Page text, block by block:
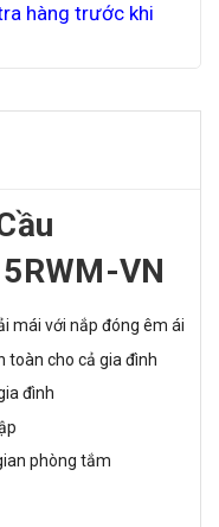
hàng trước khi
VN
mái với nắp đóng êm ái
toàn cho cả gia đình
đình
phòng tắm